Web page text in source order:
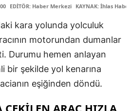
EDİTÖR: Haber Merkezi KAYNAK: İhlas
kara yolunda yolculuk
motorundan dumanlar
Durumu hemen anlayan
bir şekilde yol kenarına
eşiğinden döndü.
ARAÇ HIZLA